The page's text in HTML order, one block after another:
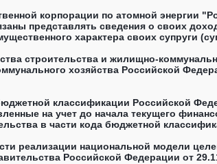
корпорации по атомной энергии
представлять сведения о своих
характера своих супруги
Госкорпорации "Росатом"
о доходах,.." (подготовлен
строительства и жилищно-
хозяйства Российской
классификации Российской
на учет до начала текущего
в части кода бюджетной
классификации Российской
реализации национальной модели
Российской Федерации от